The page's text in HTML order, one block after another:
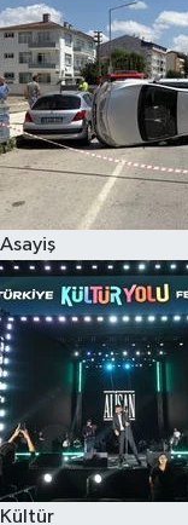
Asayiş
Kültür
Televizyon
Yaşam-Çevre